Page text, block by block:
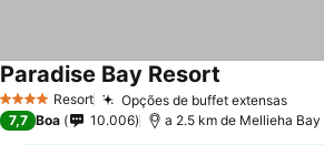
4 EstrelasResort Opções de buffet extensas
Paradise Bay Resort
7,7 Boa 10.006 a 2.5 km de Mellieha Bay